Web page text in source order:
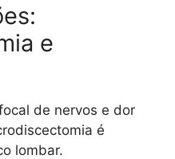
e
de nervos e dor
é
lombar.